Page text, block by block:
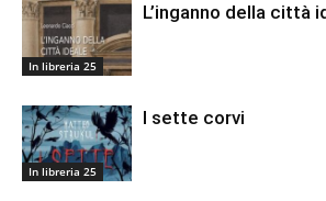
In libreria 25
L’inganno della città
In libreria 25
I sette corvi